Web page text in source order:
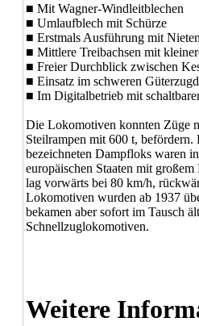
■ Mit Wagner-Windleitblechen
■ Umlaufblech mit Schürze
■ Erstmals Ausführung mit
■ Mittlere Treibachsen mit
■ Freier Durchblick zwischen
■ Einsatz im schweren
■ Im Digitalbetrieb mit
Die Lokomotiven konnten Züge
Steilrampen mit 600 t,
bezeichneten Dampfloks waren
europäischen Staaten mit
lag vorwärts bei 80 km/h,
Lokomotiven wurden ab 1937
bekamen aber sofort im Tausch
Schnellzuglokomotiven.
Weitere